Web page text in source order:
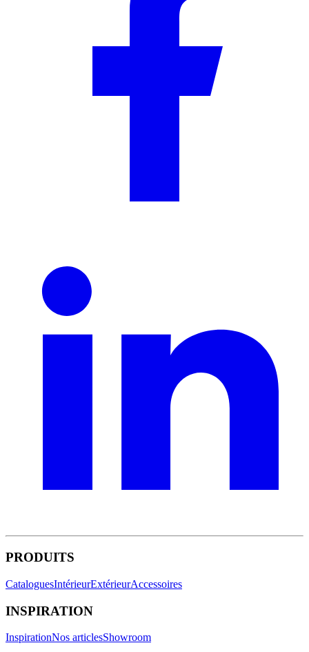
PRODUITS
CataloguesIntérieurExtérieurAccessoires
INSPIRATION
InspirationNos articlesShowroom